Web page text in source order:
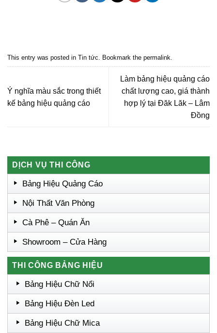
This entry was posted in Tin tức . Bookmark the permalink
Ý nghĩa màu sắc trong thiết
kế bảng hiệu quảng cáo
Làm bảng hiệu quảng cáo
chất lượng cao, giá thành
hợp lý tại Đăk Lăk – Lâm
Đồng
DỊCH VỤ THI CÔNG
Bảng Hiệu Quảng Cáo
Nội Thất Văn Phòng
Cà Phê – Quán Ăn
Showroom – Cửa Hàng
THI CÔNG BẢNG HIỆU
Bảng Hiệu Chữ Nổi
Bảng Hiệu Đèn Led
Bảng Hiệu Chữ Mica